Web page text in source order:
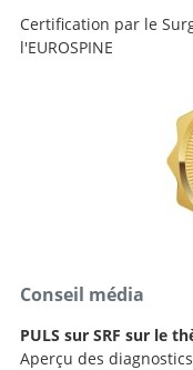
Infirmière experte
Experte en soins
+41 31 664 29 81
Experte en soins
+41 31 664 29 82
Experte en soins
Certification par le
l'EUROSPINE
Conseil média
PULS sur SRF sur le
Aperçu des